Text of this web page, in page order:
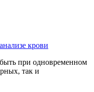
крови
при одновременном
так и